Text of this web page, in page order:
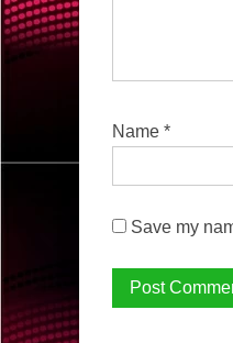
Name *
Save my